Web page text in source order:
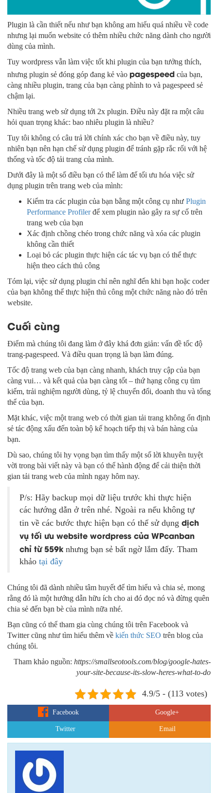
Plugin là cần thiết nếu như bạn không am hiểu quá nhiều về code
nhưng lại muốn website có thêm nhiều chức năng dành cho người
dùng của mình.
Tuy wordpress vẫn làm việc tốt khi plugin của bạn tưởng thích,
nhưng plugin sẻ đóng góp đang kẻ vào pagespeed của bạn,
càng nhiều plugin, trang của bạn càng phình to và pagespeed sẻ
chậm lại.
Nhiều trang web sử dụng tới 2x plugin. Điều này đặt ra một câu
hỏi quan trọng khác: bao nhiêu plugin là nhiều?
Tuy tôi không có câu trả lời chính xác cho bạn về điều này, tuy
nhiên bạn nên hạn chế sử dụng plugin để tránh gặp rắc rối với hệ
thống và tốc độ tải trang của mình.
Dưới đây là một số điều bạn có thể làm để tối ưu hóa việc sử
dụng plugin trên trang web của mình:
Kiểm tra các plugin của bạn bằng một công cụ như Plugin
Performance Profilerđể xem plugin nào gây ra sự cố trên
trang web của bạn
Xác định chồng chéo trong chức năng và xóa các plugin
không cần thiết
Loại bỏ các plugin thực hiện các tác vụ bạn có thể thực
hiện theo cách thủ công
Tóm lại, việc sử dụng plugin chỉ nên nghĩ đến khi bạn hoặc coder
của bạn không thể thực hiện thủ công một chức năng nào đó trên
website.
Cuối cùng
Điểm mà chúng tôi đang làm ở đây khá đơn giản: vấn đề tốc độ
trang-pagespeed. Và điều quan trọng là bạn làm đúng.
Tốc độ trang web của bạn càng nhanh, khách truy cập của bạn
càng vui… và kết quả của bạn càng tốt – thứ hạng công cụ tìm
kiếm, trải nghiệm người dùng, tỷ lệ chuyển đổi, doanh thu và tổng
thể của bạn.
Mặt khác, việc một trang web có thời gian tải trang không ổn định
sẻ tác động xấu đến toàn bộ kế hoạch tiếp thị và bán hàng của
bạn.
Dù sao, chúng tôi hy vọng bạn tìm thấy một số lời khuyên tuyệt
vời trong bài viết này và bạn có thể hành động để cải thiện thời
gian tải trang web của mình ngay hôm nay.
P/s: Hãy backup mọi dữ liệu trước khi thực hiện
các hướng dẫn ở trên nhé. Ngoài ra nếu không tự
tin về các bước thực hiện bạn có thể sử dụng dịch
vụ tối ưu website wordpress của WPcanban
chỉ từ 559k nhưng bạn sẻ bất ngờ lắm đấy. Tham
khảo tại đây
Chúng tôi đã dành nhiều tâm huyết để tìm hiểu và chia sẻ, mong
rằng đó là một hướng dẫn hữu ích cho ai đó đọc nó và đừng quên
chia sẻ đến bạn bè của mình nữa nhé.
Bạn cũng có thể tham gia cùng chúng tôi trên Facebook và
Twitter cũng như tìm hiểu thêm về kiến thức SEO trên blog của
chúng tôi.
Tham khảo nguồn: https://smallseotools.com/blog/google-hates-
your-site-because-its-slow-heres-what-to-do
4.9/5 - (113 votes)
Facebook Google+
Twitter Email